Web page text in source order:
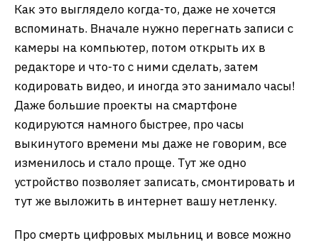
Как это выглядело когда-то, даже не хочется
вспоминать. Вначале нужно перегнать записи с
камеры на компьютер, потом открыть их в
редакторе и что-то с ними сделать, затем
кодировать видео, и иногда это занимало часы!
Даже большие проекты на смартфоне
кодируются намного быстрее, про часы
выкинутого времени мы даже не говорим, все
изменилось и стало проще. Тут же одно
устройство позволяет записать, смонтировать и
тут же выложить в интернет вашу нетленку.
Про смерть цифровых мыльниц и вовсе можно